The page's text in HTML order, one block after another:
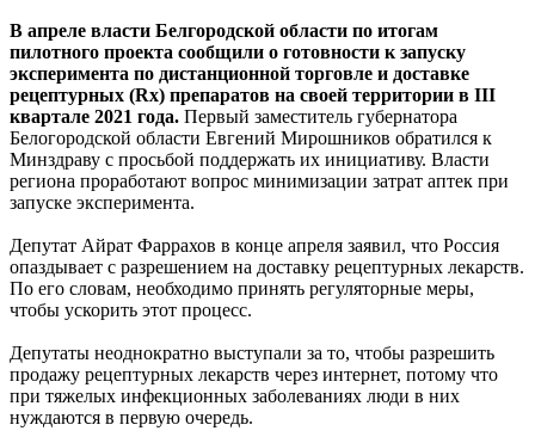
В апреле власти Белгородской области по итогам
пилотного проекта сообщили о готовности к запуску
эксперимента по дистанционной торговле и доставке
рецептурных (Rx) препаратов на своей территории в III
квартале 2021 года. Первый заместитель губернатора
Белогородской области Евгений Мирошников обратился к
Минздраву с просьбой поддержать их инициативу. Власти
региона проработают вопрос минимизации затрат аптек при
запуске эксперимента.
Депутат Айрат Фаррахов в конце апреля заявил, что Россия
опаздывает с разрешением на доставку рецептурных лекарств.
По его словам, необходимо принять регуляторные меры,
чтобы ускорить этот процесс.
Депутаты неоднократно выступали за то, чтобы разрешить
продажу рецептурных лекарств через интернет, потому что
при тяжелых инфекционных заболеваниях люди в них
нуждаются в первую очередь.